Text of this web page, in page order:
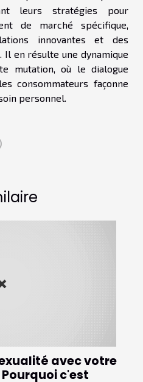
avec votre
c'est
leurs stratégies pour
de marché spécifique,
innovantes et des
Il en résulte une dynamique
mutation, où le dialogue
consommateurs façonne
personnel.